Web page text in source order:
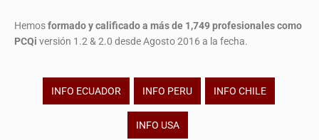
Hemosformado y calificado a más de 1,749 profesionalescomo
PCQi versión 1.2 & 2.0 desde Agosto 2016 a la fecha.
INFO ECUADOR INFO PERU INFO CHILE
INFO USA